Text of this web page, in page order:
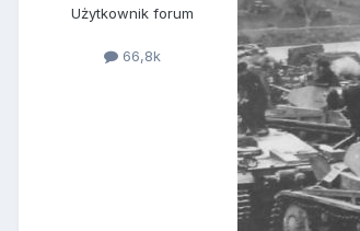
Użytkownik forum
66,8k